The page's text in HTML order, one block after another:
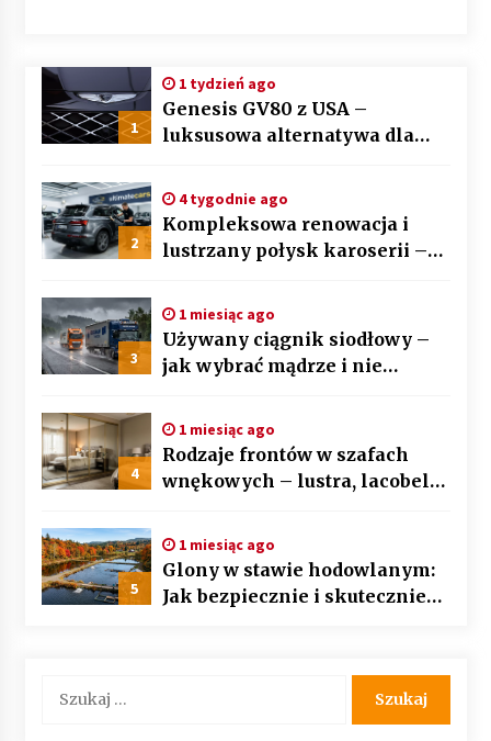
1
1 tydzień ago
Genesis GV80 z USA –
luksusowa alternatywa dla
2
4 tygodnie ago
Kompleksowa renowacja i
lustrzany połysk karoserii –
3
1 miesiąc ago
Używany ciągnik siodłowy –
jak wybrać mądrze i nie
po kroku
4
1 miesiąc ago
Rodzaje frontów w szafach
wnękowych – lustra, lacobel
5
1 miesiąc ago
Glony w stawie hodowlanym:
Jak bezpiecznie i skutecznie